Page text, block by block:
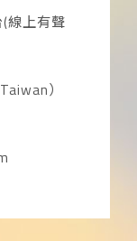
上有聲
）